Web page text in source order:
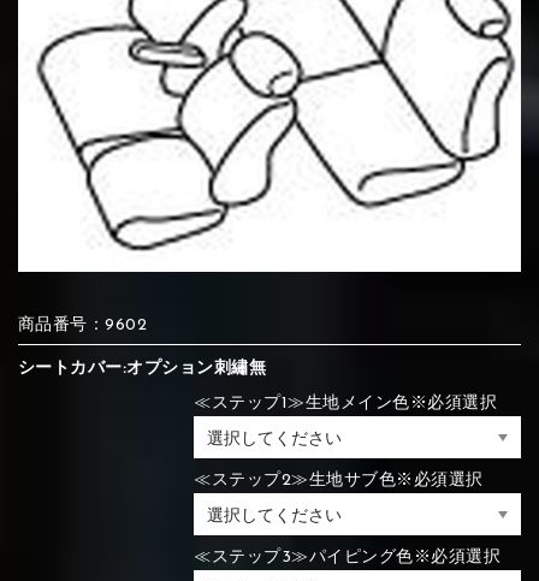
⑤Dark Brown ⑥Yellow
⑪Black
①Beige ③Red
④Brown ⑤Dark Brown ⑥Yellow
⑦Blue ⑧Orange
⑪Black ⑫Ivory
①Beige ②Gray ③Red
④Brown
⑧Orange ⑨Pink
刺繍は下記21種類からご選択ください。
①Black ②Gray ③Light gray
④Beige ⑤Ivory
⑧Yellow ⑨Orange
刺繍は下記21種類からご選択ください。
①Black ②Gray ③Light gray
④Beige ⑤Ivory
⑧Yellow
商品番号：9602
シートカバー:オプション刺繡無
≪ステップ1≫生地メイン色※必須選択
≪ステップ2≫生地サブ色※必須選択
≪ステップ3≫パイピング色※必須選択